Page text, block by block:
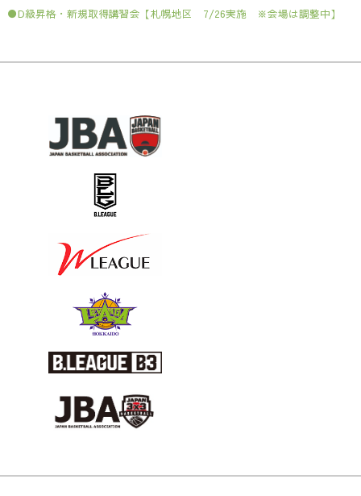
●D級昇格・新規取得講習会【札幌地区 7/26実施 ※会場は調整中】